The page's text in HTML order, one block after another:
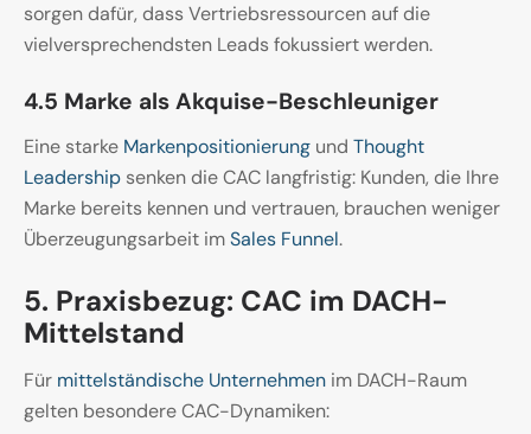
sorgen dafür, dass Vertriebsressourcen auf die
vielversprechendsten Leads fokussiert werden.
4.5 Marke als Akquise-Beschleuniger
Eine starke Markenpositionierung und Thought
Leadership senken die CAC langfristig: Kunden, die Ihre
Marke bereits kennen und vertrauen, brauchen weniger
Überzeugungsarbeit imSales Funnel.
5. Praxisbezug: CAC im DACH-
Mittelstand
Für mittelständische Unternehmen im DACH-Raum
gelten besondere CAC-Dynamiken: